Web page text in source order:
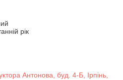
рік
Антонова, буд. 4-Б, Ірпінь,